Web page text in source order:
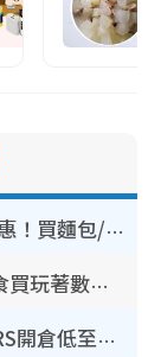
長者優惠｜OK便利店推樂悠咭優惠！買麵包/牛奶/保健品拍卡即減
【8月生日優惠2026】全港85大食買玩著數攻略 自助餐/火鍋放題同行免費＋誠品/DONKI送現金券
開倉優惠｜銅鑼灣MICHAEL KORS開倉低至17折！直擊$500起買手袋/銀包/鞋款 必買經典Jet Set系列